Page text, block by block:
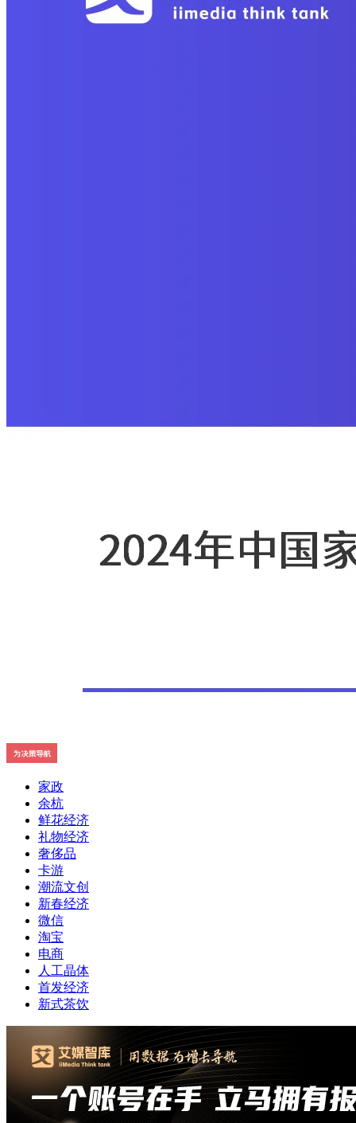
家政
余杭
鲜花经济
礼物经济
奢侈品
卡游
潮流文创
新春经济
微信
淘宝
电商
人工晶体
首发经济
新式茶饮